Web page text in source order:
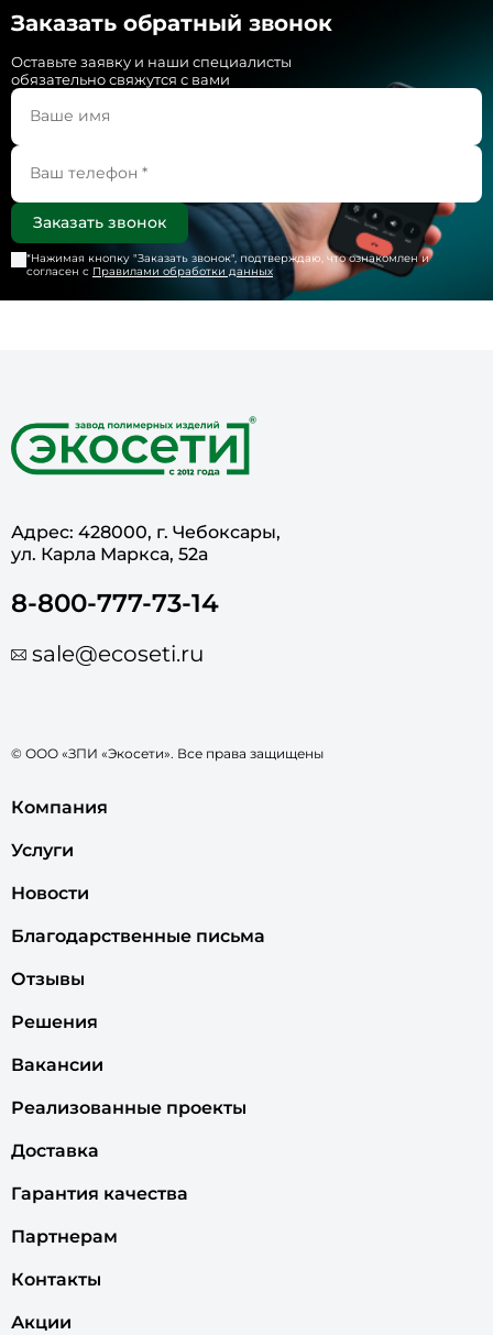
Заказать обратный звонок
Оставьте заявку и наши специалисты
обязательно свяжутся с вами
*Нажимая кнопку "Заказать звонок", подтверждаю, что ознакомлен и
согласен с Правилами обработки данных
Адрес: 428000, г. Чебоксары,
ул. Карла Маркса, 52а
8-800-777-73-14
sale@ecoseti.ru
© ООО «ЗПИ «Экосети». Все права защищены
Компания
Услуги
Новости
Благодарственные письма
Отзывы
Решения
Вакансии
Реализованные проекты
Доставка
Гарантия качества
Партнерам
Контакты
Акции